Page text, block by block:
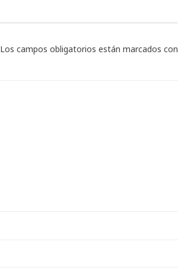
Los campos obligatorios están marcados con